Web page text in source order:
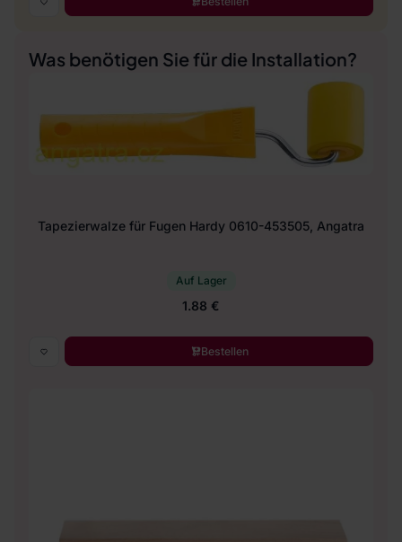
Was benötigen Sie für die Installation?
Tapezierwalze für Fugen Hardy 0610-453505, Angatra
Auf Lager
1.88 €
Bestellen